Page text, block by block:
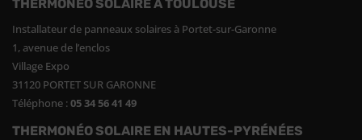
THERMONÉO SOLAIRE À TOULOUSE
Installateur de panneaux solaires à Portet-sur-Garonne
1, avenue de l’enclos
Village Expo
31120 PORTET SUR GARONNE
Téléphone :05 34 56 41 49
THERMONÉO SOLAIRE EN HAUTES-PYRÉNÉES